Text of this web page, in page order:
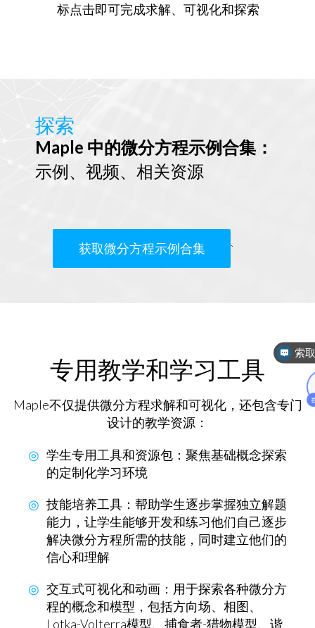
标点击即可完成求解、可视化和探索
探索
Maple 中的微分方程示例合集：
示例、视频、相关资源
获取微分方程示例合集 `
专用教学和学习工具
Maple不仅提供微分方程求解和可视化，还包含专门
设计的教学资源：
学生专用工具和资源包‌ ：聚焦基础概念探索
的定制化学习环境
技能培养工具‌ ：帮助学生逐步掌握独立解题
能力，让学生能够开发和练习他们自己逐步
解决微分方程所需的技能，同时建立他们的
信心和理解
‌交互式可视化和动画‌ ：用于探索各种微分方
程的概念和模型，包括方向场、相图、
Lotka-Volterra模型、捕食者-猎物模型、谐
索